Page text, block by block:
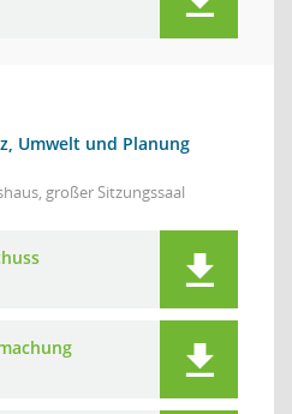
Umwelt und Planung
großer Sitzungssaal